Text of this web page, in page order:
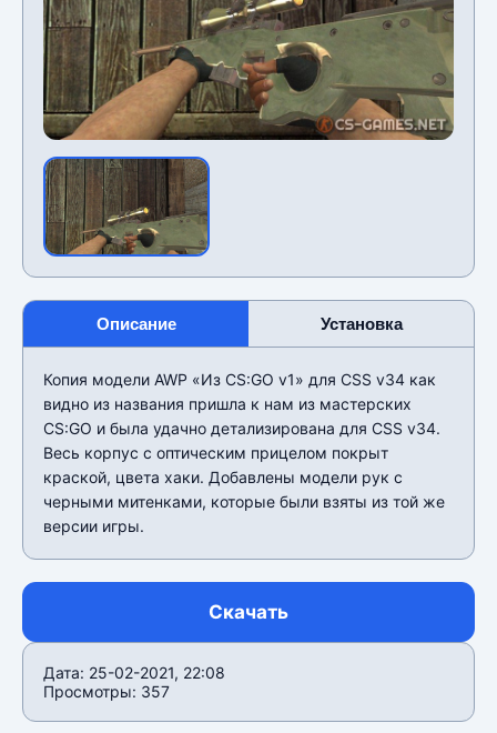
Описание Установка
Копия модели AWP «Из CS:GO v1» для CSS v34 как
видно из названия пришла к нам из мастерских
CS:GO и была удачно детализирована для CSS v34.
Весь корпус с оптическим прицелом покрыт
краской, цвета хаки. Добавлены модели рук с
черными митенками, которые были взяты из той же
версии игры.
Скачать
Дата: 25-02-2021, 22:08
Просмотры: 357